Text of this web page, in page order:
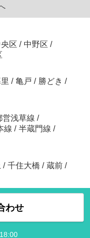
区 / 中野区 /
/ 亀戸 / 勝どき /
営浅草線 /
線 / 半蔵門線 /
/ 千住大橋 / 蔵前 /
わせ